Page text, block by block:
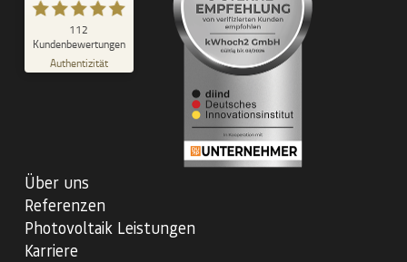
112
Kundenbewertungen
Authentizität
100
%
Empfehlungen auf
ProvenExpert.com
SEHR GUT
4,99
/
5,00
29
Bewertungen auf
ProvenExpert.com
Blick aufs ProvenExpert-Profil werfen
Über uns
Referenzen
Photovoltaik Leistungen
Karriere